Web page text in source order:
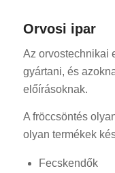
Orvosi ipar
Az orvostechnikai
gyártani, és
előírásoknak.
A fröccsöntés
olyan termékek
Fecskendők